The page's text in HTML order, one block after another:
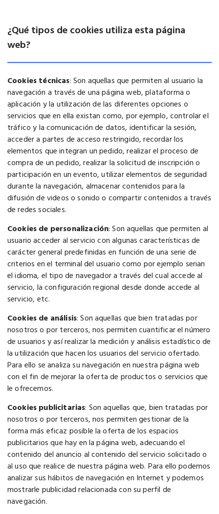
¿Qué tipos de cookies utiliza esta página
web?
Cookies técnicas: Son aquellas que permiten al usuario la
navegación a través de una página web, plataforma o
aplicación y la utilización de las diferentes opciones o
servicios que en ella existan como, por ejemplo, controlar el
tráfico y la comunicación de datos, identificar la sesión,
acceder a partes de acceso restringido, recordar los
elementos que integran un pedido, realizar el proceso de
compra de un pedido, realizar la solicitud de inscripción o
participación en un evento, utilizar elementos de seguridad
durante la navegación, almacenar contenidos para la
difusión de videos o sonido o compartir contenidos a través
de redes sociales.
Cookies de personalización: Son aquellas que permiten al
usuario acceder al servicio con algunas características de
carácter general predefinidas en función de una serie de
criterios en el terminal del usuario como por ejemplo serian
el idioma, el tipo de navegador a través del cual accede al
servicio, la configuración regional desde donde accede al
servicio, etc.
Cookies de análisis: Son aquellas que bien tratadas por
nosotros o por terceros, nos permiten cuantificar el número
de usuarios y así realizar la medición y análisis estadístico de
la utilización que hacen los usuarios del servicio ofertado.
Para ello se analiza su navegación en nuestra página web
con el fin de mejorar la oferta de productos o servicios que
le ofrecemos.
Cookies publicitarias: Son aquellas que, bien tratadas por
nosotros o por terceros, nos permiten gestionar de la
forma más eficaz posible la oferta de los espacios
publicitarios que hay en la página web, adecuando el
contenido del anuncio al contenido del servicio solicitado o
al uso que realice de nuestra página web. Para ello podemos
analizar sus hábitos de navegación en Internet y podemos
mostrarle publicidad relacionada con su perfil de
navegación.